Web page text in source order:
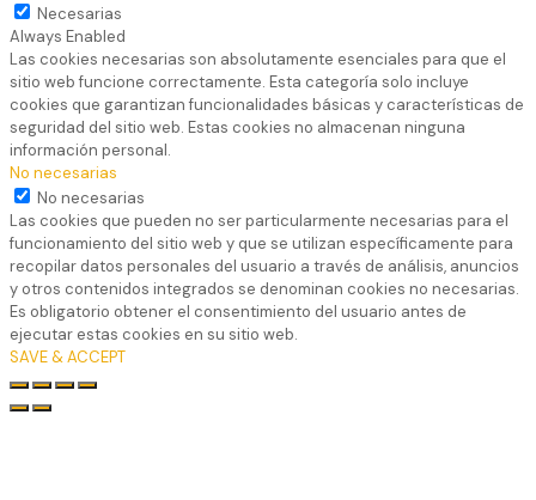
Necesarias
Always Enabled
Las cookies necesarias son absolutamente esenciales para que el
sitio web funcione correctamente. Esta categoría solo incluye
cookies que garantizan funcionalidades básicas y características de
seguridad del sitio web. Estas cookies no almacenan ninguna
información personal.
No necesarias
No necesarias
Las cookies que pueden no ser particularmente necesarias para el
funcionamiento del sitio web y que se utilizan específicamente para
recopilar datos personales del usuario a través de análisis, anuncios
y otros contenidos integrados se denominan cookies no necesarias.
Es obligatorio obtener el consentimiento del usuario antes de
ejecutar estas cookies en su sitio web.
SAVE & ACCEPT